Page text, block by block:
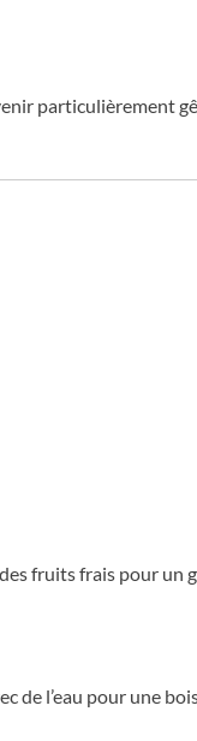
particulièrement
fruits frais pour un
de l’eau pour une